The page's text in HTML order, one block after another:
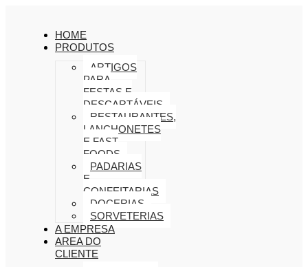
HOME
PRODUTOS
ARTIGOS
PARA
FESTAS E
DESCARTÁVEIS
RESTAURANTES,
LANCHONETES
E FAST
FOODS
PADARIAS
E
CONFEITARIAS
DOCERIAS
SORVETERIAS
A EMPRESA
AREA DO
CLIENTE